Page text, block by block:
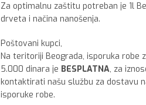
Za optimalnu zaštitu potreban je 1l
drveta i načina nanošenja.
Poštovani kupci,
Na teritoriji Beograda, isporuka robe
5.000 dinara je BESPLATNA, za
kontaktirati našu službu za dostavu
isporuke robe.